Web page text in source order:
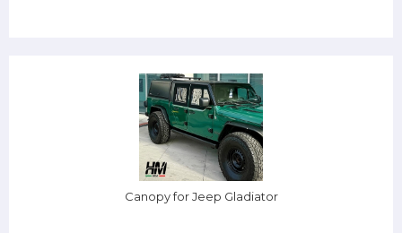
Canopy for Jeep Gladiator